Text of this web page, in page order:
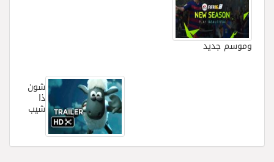
وموسم جديد
شون
ذا
شيب